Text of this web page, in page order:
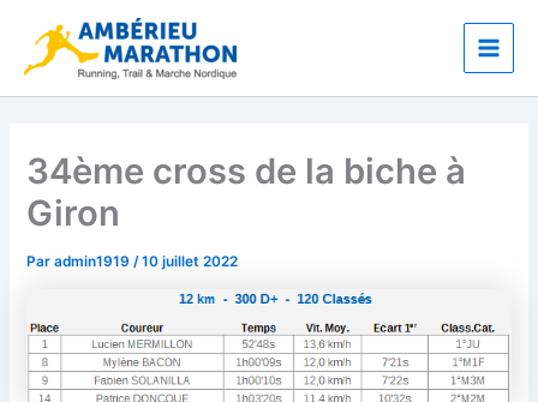
contenu
Main
34ème cross de la biche à
Giron
Paradmin1919/10 juillet 2022